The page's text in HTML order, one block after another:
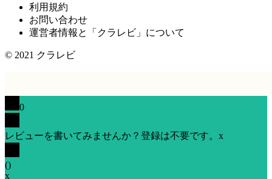
利用規約
お問い合わせ
運営者情報と「クラレビ」について
© 2021 クラレビ
0
レビューを書いてみませんか？登録は不要です。 x
()
x